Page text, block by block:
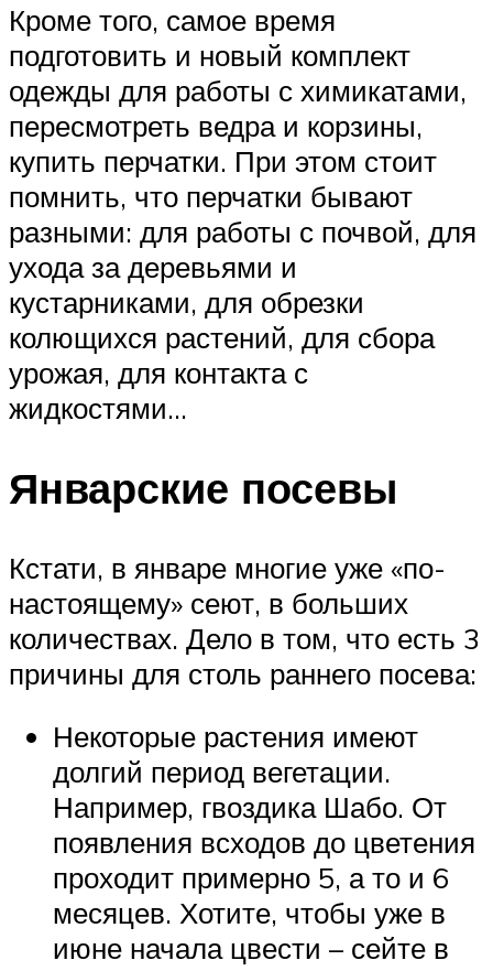
Кроме того, самое время
подготовить и новый комплект
одежды для работы с химикатами,
пересмотреть ведра и корзины,
купить перчатки. При этом стоит
помнить, что перчатки бывают
разными: для работы с почвой, для
ухода за деревьями и
кустарниками, для обрезки
колющихся растений, для сбора
урожая, для контакта с
жидкостями…
Январские посевы
Кстати, в январе многие уже «по-
настоящему» сеют, в больших
количествах. Дело в том, что есть 3
причины для столь раннего посева:
Некоторые растения имеют
долгий период вегетации.
Например, гвоздика Шабо. От
появления всходов до цветения
проходит примерно 5, а то и 6
месяцев. Хотите, чтобы уже в
июне начала цвести – сейте в